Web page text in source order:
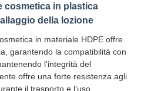
cosmetica in plastica
della lozione
in materiale HDPE offre
garantendo la compatibilità con
l'integrità del
offre una forte resistenza agli
il trasporto e l'uso